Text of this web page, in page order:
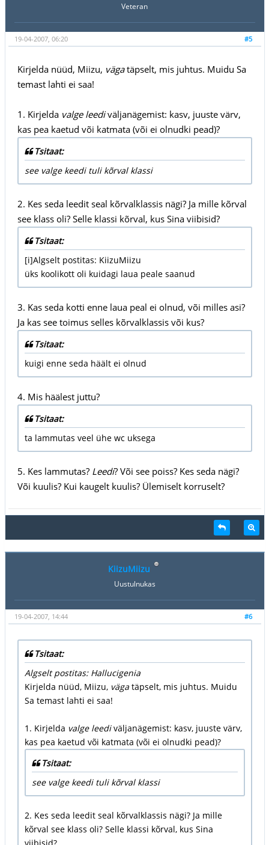
Veteran
#5
19-04-2007, 06:20
Kirjelda nüüd, Miizu, vägatäpselt, mis juhtus. Muidu Sa
temast lahti ei saa!
1. Kirjelda valge leediväljanägemist: kasv, juuste värv,
kas pea kaetud või katmata (või ei olnudki pead)?
Tsitaat:
see valge keedi tuli kõrval klassi
2. Kes seda leedit seal kõrvalklassis nägi? Ja mille kõrval
see klass oli? Selle klassi kõrval, kus Sina viibisid?
Tsitaat:
[i]Algselt postitas: KiizuMiizu
üks koolikott oli kuidagi laua peale saanud
3. Kas seda kotti enne laua peal ei olnud, või milles asi?
Ja kas see toimus selles kõrvalklassis või kus?
Tsitaat:
kuigi enne seda häält ei olnud
4. Mis häälest juttu?
Tsitaat:
ta lammutas veel ühe wc uksega
5. Kes lammutas? Leedi? Või see poiss? Kes seda nägi?
Või kuulis? Kui kaugelt kuulis? Ülemiselt korruselt?
KiizuMiizu
Uustulnukas
#6
19-04-2007, 14:44
Tsitaat:
Algselt postitas: Hallucigenia
Kirjelda nüüd, Miizu, vägatäpselt, mis juhtus. Muidu
Sa temast lahti ei saa!
1. Kirjelda valge leediväljanägemist: kasv, juuste värv,
kas pea kaetud või katmata (või ei olnudki pead)?
Tsitaat:
see valge keedi tuli kõrval klassi
2. Kes seda leedit seal kõrvalklassis nägi? Ja mille
kõrval see klass oli? Selle klassi kõrval, kus Sina
viibisid?